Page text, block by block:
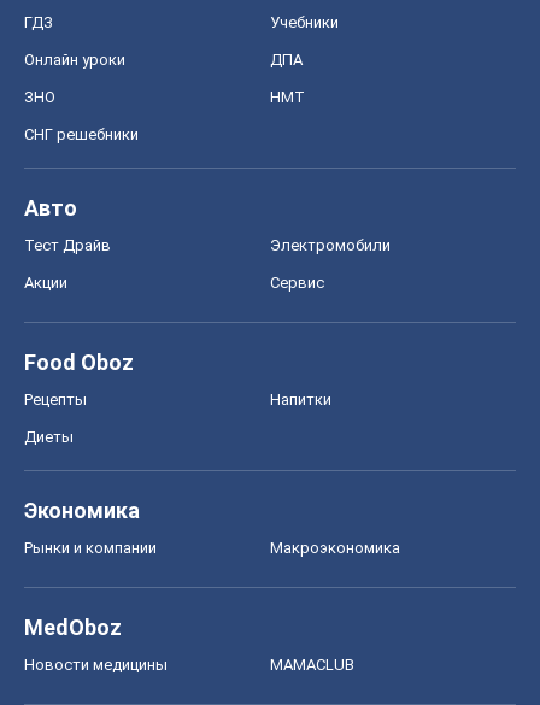
ГДЗ Учебники
Онлайн уроки ДПА
ЗНО НМТ
СНГ решебники
Авто
Тест Драйв Электромобили
Акции Сервис
Food Oboz
Рецепты Напитки
Диеты
Экономика
Рынки и компании Mакроэкономика
MedOboz
Новости медицины MAMACLUB